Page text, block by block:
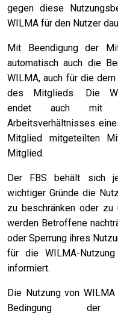
gegen diese
WILMA für den Nutzer
Mit Beendigung der
automatisch auch die
WILMA, auch für die
des Mitglieds. Die
endet auch mit
Arbeitsverhältnisses
Mitglied mitgeteilten
Mitglied.
Der FBS behält sich
wichtiger Gründe die
zu beschränken oder zu
werden Betroffene
oder Sperrung ihres
für die WILMA-
informiert.
Die Nutzung von
Bedingung der